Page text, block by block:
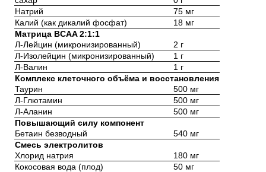
Натрий
75 мг
Калий (как дикалий фосфат)
18 мг
Матрица BCAA 2:1:1
Л-Лейцин (микронизированный)
2 г
Л-Изолейцин (микронизированный)
1 г
Л-Валин
1 г
Комплекс клеточного объёма и восстановления
Таурин
500 мг
Л-Глютамин
500 мг
Л-Аланин
500 мг
Повышающий силу компонент
Бетаин безводный
540 мг
Смесь электролитов
Хлорид натрия
180 мг
Кокосовая вода (плод)
50 мг